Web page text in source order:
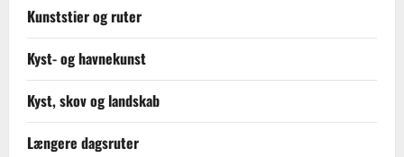
Kunststier og ruter
Kyst- og havnekunst
Kyst, skov og landskab
Længere dagsruter